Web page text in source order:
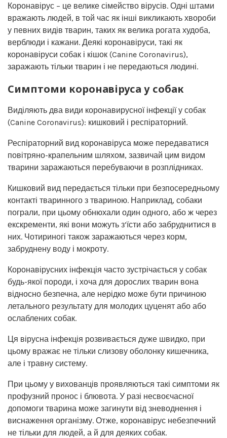
Коронавірус – це велике сімейство вірусів. Одні штами
вражають людей, в той час як інші викликають хвороби
у певних видів тварин, таких як велика рогата худоба,
верблюди і кажани. Деякі коронавіруси, такі як
коронавіруси собак і кішок (Canine Coronavirus),
заражають тільки тварин і не передаються людині.
Симптоми коронавіруса у собак
Виділяють два види коронавирусної інфекції у собак
(Canine Coronavirus): кишковий і респіраторний.
Респіраторний вид коронавіруса може передаватися
повітряно-крапельним шляхом, зазвичай цим видом
тварини заражаються перебуваючи в розплідниках.
Кишковий вид передається тільки при безпосередньому
контакті тваринного з твариною. Наприклад, собаки
пограли, при цьому обнюхали один одного, або ж через
екскременти, які вони можуть з’їсти або забруднитися в
них. Чотириногі також заражаються через корм,
забруднену воду і мокроту.
Коронавірусних інфекція часто зустрічається у собак
будь-якої породи, і хоча для дорослих тварин вона
відносно безпечна, але нерідко може бути причиною
летального результату для молодих цуценят або або
ослаблених собак.
Ця вірусна інфекція розвивається дуже швидко, при
цьому вражає не тільки слизову оболонку кишечника,
але і травну систему.
При цьому у вихованців проявляються такі симптоми як
профузний пронос і блювота. У разі несвоєчасної
допомоги тварина може загинути від зневоднення і
виснаження організму. Отже, коронавірус небезпечний
не тільки для людей, а й для деяких собак.